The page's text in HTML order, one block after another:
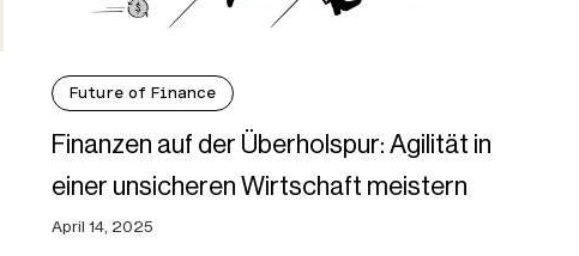
Future of Finance
Finanzen auf der Überholspur: Agilität in
einer unsicheren Wirtschaft meistern
April 14, 2025